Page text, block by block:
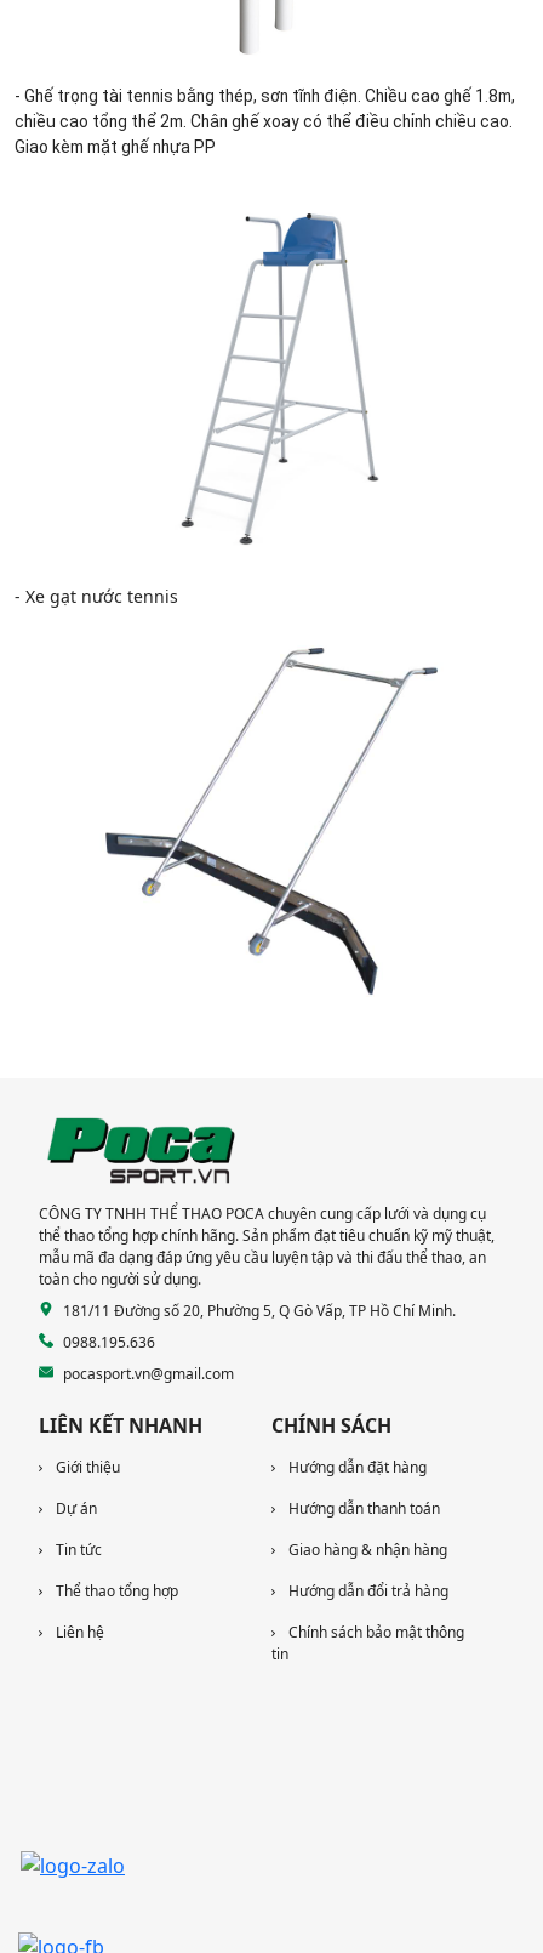
- Ghế trọng tài tennis bằng thép, sơn tĩnh điện. Chiều cao ghế 1.8m,
chiều cao tổng thể 2m. Chân ghế xoay có thể điều chỉnh chiều cao.
Giao kèm mặt ghế nhựa PP
- Xe gạt nước tennis
CÔNG TY TNHH THỂ THAO POCA chuyên cung cấp lưới và dụng cụ
thể thao tổng hợp chính hãng. Sản phẩm đạt tiêu chuẩn kỹ mỹ thuật,
mẫu mã đa dạng đáp ứng yêu cầu luyện tập và thi đấu thể thao, an
toàn cho người sử dụng.
181/11 Đường số 20, Phường 5, Q Gò Vấp, TP Hồ Chí Minh.
0988.195.636
pocasport.vn@gmail.com
LIÊN KẾT NHANH
Giới thiệu
Dự án
Tin tức
Thể thao tổng hợp
Liên hệ
CHÍNH SÁCH
Hướng dẫn đặt hàng
Hướng dẫn thanh toán
Giao hàng & nhận hàng
Hướng dẫn đổi trả hàng
Chính sách bảo mật thông
tin